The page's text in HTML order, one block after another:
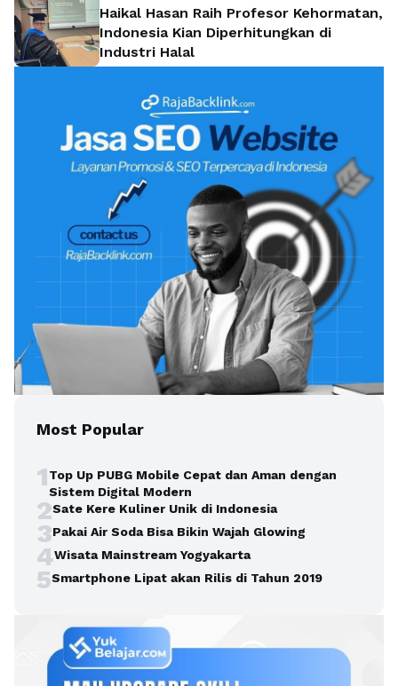
Haikal Hasan Raih Profesor Kehormatan,
Indonesia Kian Diperhitungkan di
Industri Halal
Most Popular
1Top Up PUBG Mobile Cepat dan Aman dengan
Sistem Digital Modern
2Sate Kere Kuliner Unik di Indonesia
3Pakai Air Soda Bisa Bikin Wajah Glowing
4Wisata Mainstream Yogyakarta
5Smartphone Lipat akan Rilis di Tahun 2019